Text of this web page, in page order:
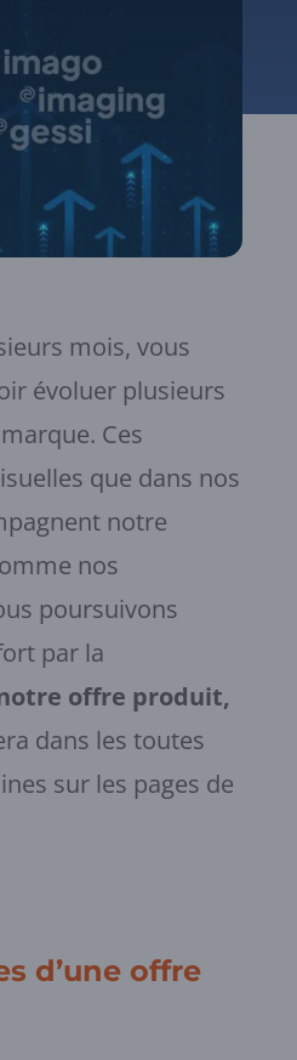
mois, vous
évoluer plusieurs
Ces
que dans nos
notre
nos
poursuivons
par la
offre produit,
dans les toutes
sur les pages de
d’une offre